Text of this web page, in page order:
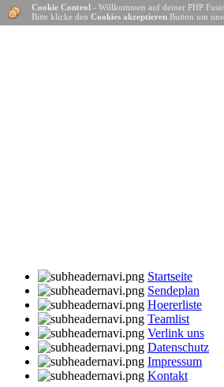
Startseite
Sendeplan
Hoererliste
Teamlist
Verlink uns
Datenschutz
Impressum
Kontakt
Cookie Control - Willkommen auf deiner PHP
Bitte klicke den Cookies akzeptieren Button um